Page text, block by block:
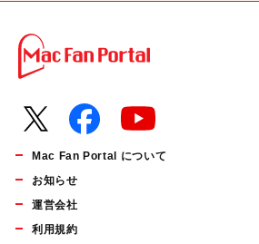
Mac Fan Portal について
お知らせ
運営会社
利用規約